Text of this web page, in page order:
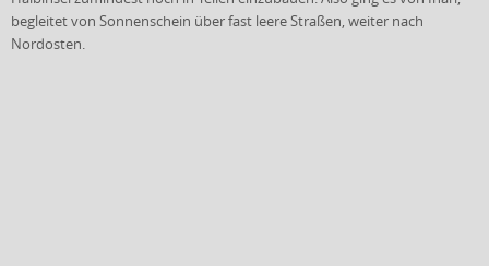
begleitet von Sonnenschein über fast leere Straßen, weiter nach
Nordosten.